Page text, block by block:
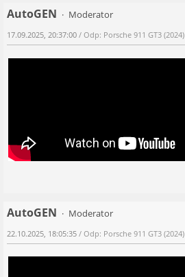
AutoGEN
Moderator
17.09.2025, 20:37:00 / Odp: Porsche 911 GT3 (2024)
AutoGEN
Moderator
22.10.2025, 18:05:35 / Odp: Porsche 911 GT3 (2024)